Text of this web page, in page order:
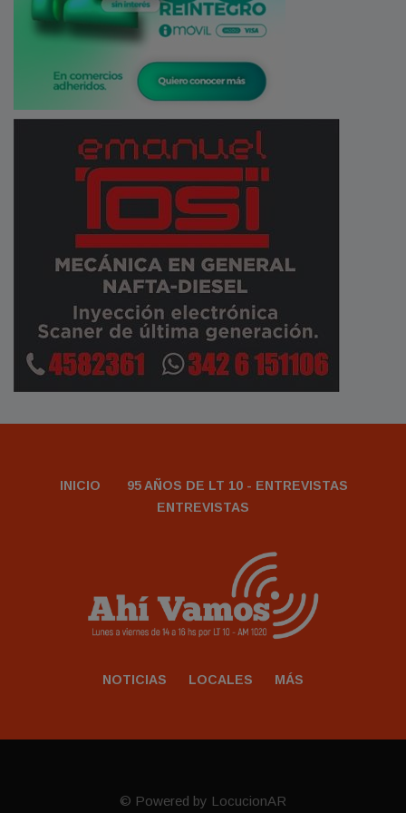
INICIO
95 AÑOS DE LT 10 - ENTREVISTAS
ENTREVISTAS
NOTICIAS LOCALES MÁS
© Powered by LocucionAR